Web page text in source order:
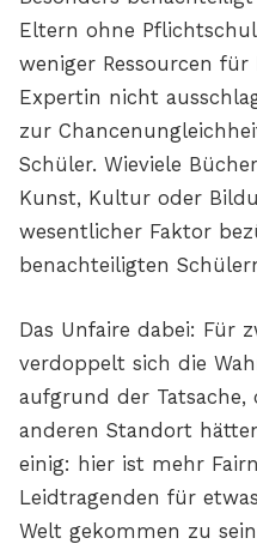
Eltern ohne
weniger Ressourcen
Expertin nicht
zur
Schüler. Wieviele
Kunst, Kultur oder
wesentlicher Faktor
benachteiligten
Das Unfaire dabei: Für
verdoppelt sich die
aufgrund der Tatsache,
anderen Standort
einig: hier ist mehr
Leidtragenden für
Welt gekommen zu